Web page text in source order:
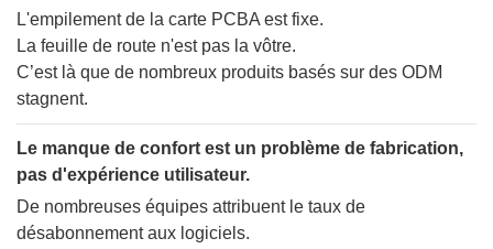
L'empilement de la carte PCBA est fixe.
La feuille de route n'est pas la vôtre.
C’est là que de nombreux produits basés sur des ODM
stagnent.
Le manque de confort est un problème de fabrication,
pas d'expérience utilisateur.
De nombreuses équipes attribuent le taux de
désabonnement aux logiciels.